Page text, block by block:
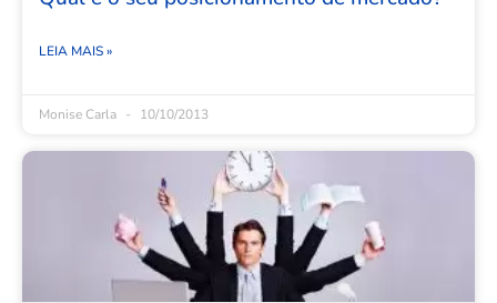
LEIA MAIS »
Monise Carla 10/10/2013